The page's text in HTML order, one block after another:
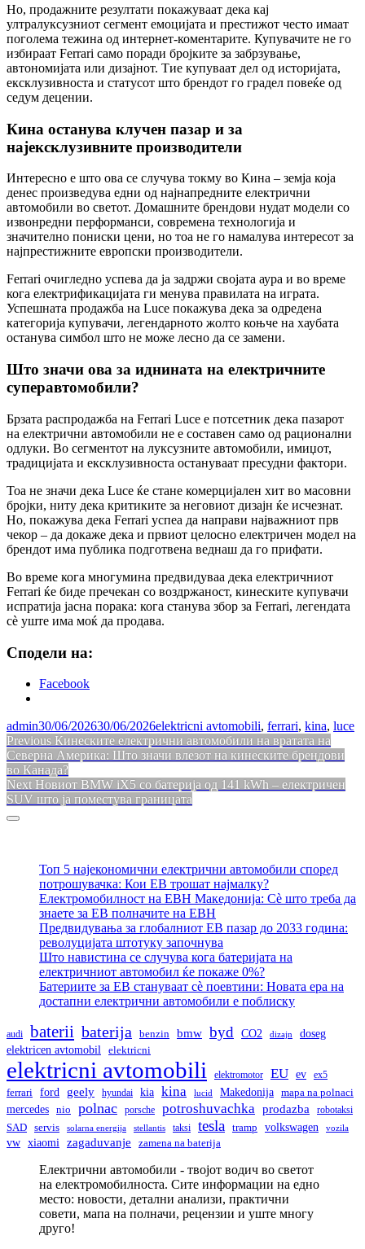
Но, продажните резултати покажуваат дека кај
ултралуксузниот сегмент емоцијата и престижот често имаат
поголема тежина од интернет-коментарите. Купувачите не го
избираат Ferrari само поради бројките за забрзување,
автономијата или дизајнот. Тие купуваат дел од историјата,
ексклузивноста и статусот што брендот го градел повеќе од
седум децении.
Кина останува клучен пазар и за
најексклузивните производители
Интересно е што ова се случува токму во Кина – земја која
денес произведува едни од најнапредните електрични
автомобили во светот. Домашните брендови нудат модели со
извонредни перформанси, современа технологија и
значително пониски цени, но тоа не го намалува интересот за
најпрестижните европски производители.
Ferrari очигледно успева да ја задржи својата аура и во време
кога електрификацијата ги менува правилата на играта.
Успешната продажба на Luce покажува дека за одредена
категорија купувачи, легендарното жолто коњче на хаубата
останува симбол што не може лесно да се замени.
Што значи ова за иднината на електричните
суперавтомобили?
Брзата распродажба на Ferrari Luce е потсетник дека пазарот
на електрични автомобили не е составен само од рационални
одлуки. Во сегментот на луксузните автомобили, имиџот,
традицијата и ексклузивноста остануваат пресудни фактори.
Тоа не значи дека Luce ќе стане комерцијален хит во масовни
бројки, ниту дека критиките за неговиот дизајн ќе исчезнат.
Но, покажува дека Ferrari успеа да направи најважниот прв
чекор – да докаже дека и првиот целосно електричен модел на
брендот има публика подготвена веднаш да го прифати.
Во време кога многумина предвидуваа дека електричниот
Ferrari ќе биде пречекан со воздржаност, кинеските купувачи
испратија јасна порака: кога станува збор за Ferrari, легендата
сè уште има моќ да продава.
Сподели на:
Facebook
admin30/06/202630/06/2026elektricni avtomobili, ferrari, kina, luce
Навигација
на
напис
Previous Previous
post:
Кинеските електрични автомобили на вратата на
Северна Америка: Што значи влезот на кинеските брендови
во Канада?
Next Next
post:
Новиот BMW iX5 со батерија од 141 kWh – електричен
SUV што ја поместува границата
Sidebar
Топ 5 најекономични електрични автомобили според
потрошувачка: Кои ЕВ трошат најмалку?
Електромобилност на ЕВН Македонија: Сè што треба да
знаете за ЕВ полначите на ЕВН
Предвидувања за глобалниот ЕВ пазар до 2033 година:
револуцијата штотуку започнува
Што навистина се случува кога батеријата на
електричниот автомобил ќе покаже 0%?
Батериите за ЕВ стануваат сè поевтини: Новата ера на
достапни електрични автомобили е поблиску
audi baterii baterija benzin bmw byd CO2 dizajn doseg
elektricen avtomobil elektricni
elektricni avtomobili elektromotor EU ev
ex5
ferrari
ford geely hyundai kia kina lucid Makedonija mapa na polnaci
mercedes nio polnac porsche potroshuvachka prodazba
robotaksi
SAD
servis solarna energija stellantis taksi tesla tramp volkswagen vozila
vw xiaomi zagaduvanje zamena na baterija
Електрични автомобили - твојот водич во светот
на електромобилноста. Сите информации на едно
место: новости, детални анализи, практични
совети, мапа на полначи, рецензии и уште многу
друго!